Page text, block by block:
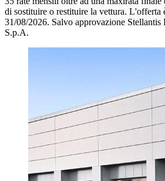
di sostituire o restituire la vettura. L'offerta
31/08/2026. Salvo approvazione Stellantis
S.p.A.